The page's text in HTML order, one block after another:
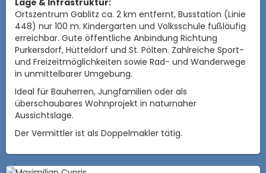
Lage & Infrastruktur:
Ortszentrum Gablitz ca. 2 km entfernt, Busstation (Linie
448) nur 100 m. Kindergarten und Volksschule fußläufig
erreichbar. Gute öffentliche Anbindung Richtung
Purkersdorf, Hütteldorf und St. Pölten. Zahlreiche Sport-
und Freizeitmöglichkeiten sowie Rad- und Wanderwege
in unmittelbarer Umgebung.
Ideal für Bauherren, Jungfamilien oder als
überschaubares Wohnprojekt in naturnaher
Aussichtslage.
Der Vermittler ist als Doppelmakler tätig.